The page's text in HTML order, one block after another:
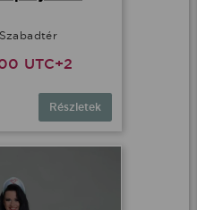
UTC+2
Részletek